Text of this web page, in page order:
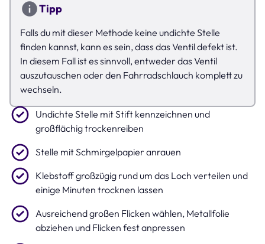
Tipp
Falls du mit dieser Methode keine undichte Stelle
finden kannst, kann es sein, dass das Ventil defekt ist.
In diesem Fall ist es sinnvoll, entweder das Ventil
auszutauschen oder den Fahrradschlauch komplett zu
wechseln.
Undichte Stelle mit Stift kennzeichnen und
großflächig trockenreiben
Stelle mit Schmirgelpapier anrauen
Klebstoff großzügig rund um das Loch verteilen und
einige Minuten trocknen lassen
Ausreichend großen Flicken wählen, Metallfolie
abziehen und Flicken fest anpressen